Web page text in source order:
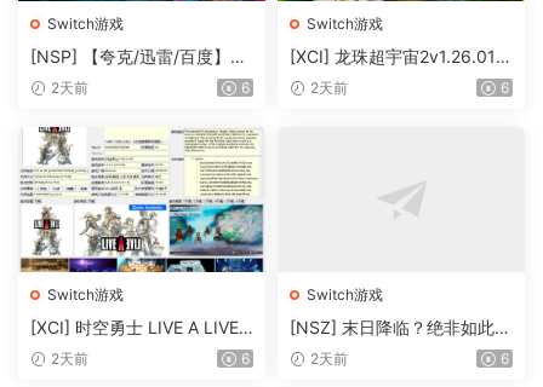
Switch游戏
[NSP] 【夸克/迅雷/百度】织
语者Talespinner官方中文+v
2天前 6
Switch游戏
[XCI] 龙珠超宇宙2v1.26.01+
83dlc
2天前 6
Switch游戏
[XCI] 时空勇士 LIVE A LIVE+
1.0.1补丁 百度+夸克盘【XCI
2天前 6
Switch游戏
[NSZ] 末日降临？绝非如此！
Apocalypse ? No !美版1.01
2天前 6